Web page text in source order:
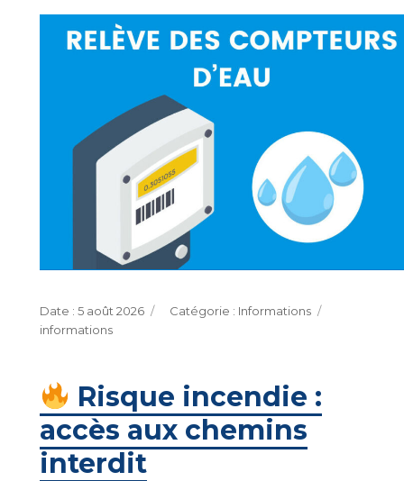
Publié
le
5 août 2026 Catégories
Informations
informations
Risque incendie :
accès aux chemins
interdit